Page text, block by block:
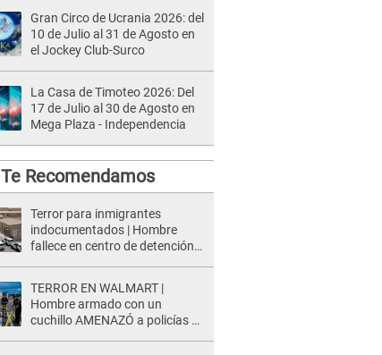
Gran Circo de Ucrania 2026: del
10 de Julio al 31 de Agosto en
el Jockey Club-Surco
La Casa de Timoteo 2026: Del
17 de Julio al 30 de Agosto en
Mega Plaza - Independencia
Te Recomendamos
Terror para inmigrantes
indocumentados | Hombre
fallece en centro de detención
TERROR EN WALMART |
Hombre armado con un
cuchillo AMENAZÓ a policías y